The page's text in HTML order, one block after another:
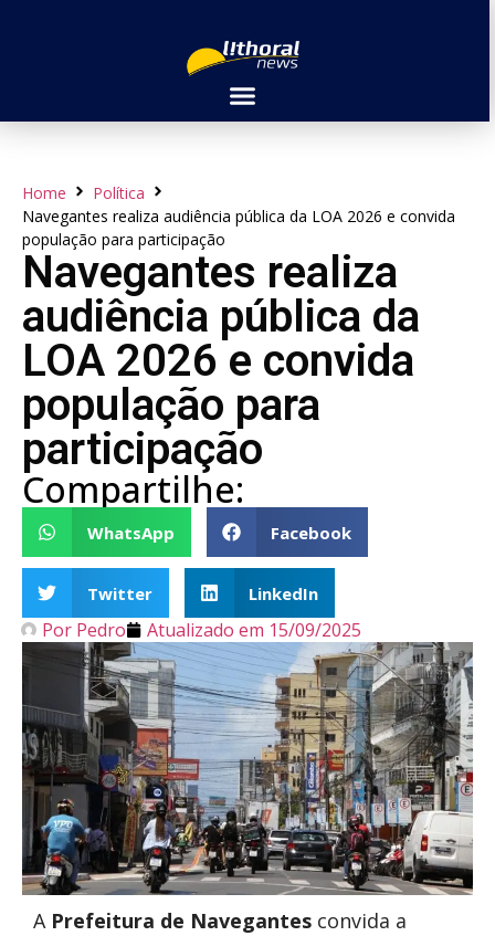
Home
Política
Navegantes realiza audiência pública da LOA 2026 e convida
população para participação
Navegantes realiza
audiência pública da
LOA 2026 e convida
população para
participação
Compartilhe:
WhatsApp Facebook
Twitter LinkedIn
Por Pedro Atualizado em 15/09/2025
A Prefeitura de Navegantes convida a